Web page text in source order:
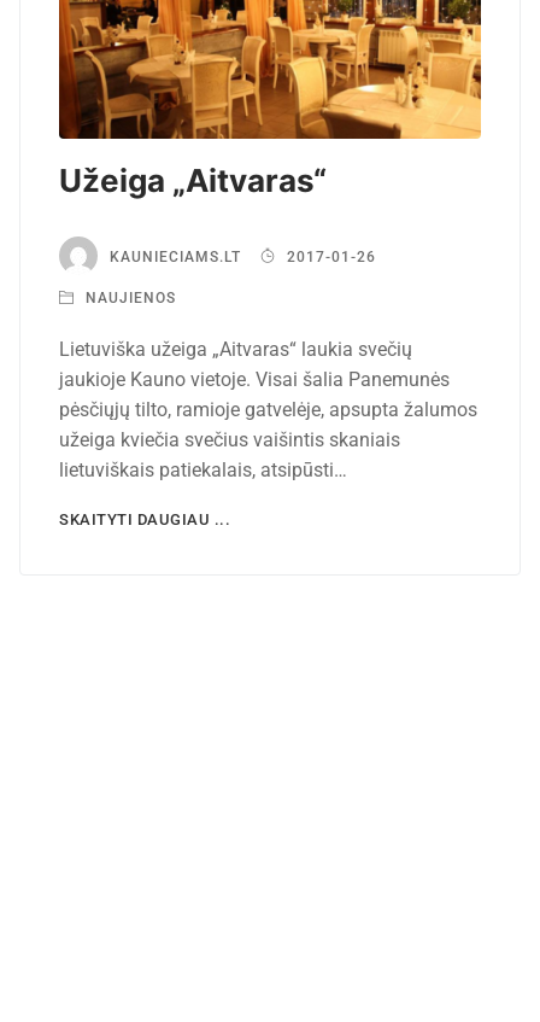
Užeiga „Aitvaras“
KAUNIECIAMS.LT 2017-01-26
NAUJIENOS
Lietuviška užeiga „Aitvaras“ laukia svečių
jaukioje Kauno vietoje. Visai šalia Panemunės
pėsčiųjų tilto, ramioje gatvelėje, apsupta žalumos
užeiga kviečia svečius vaišintis skaniais
lietuviškais patiekalais, atsipūsti…
SKAITYTI DAUGIAU ...